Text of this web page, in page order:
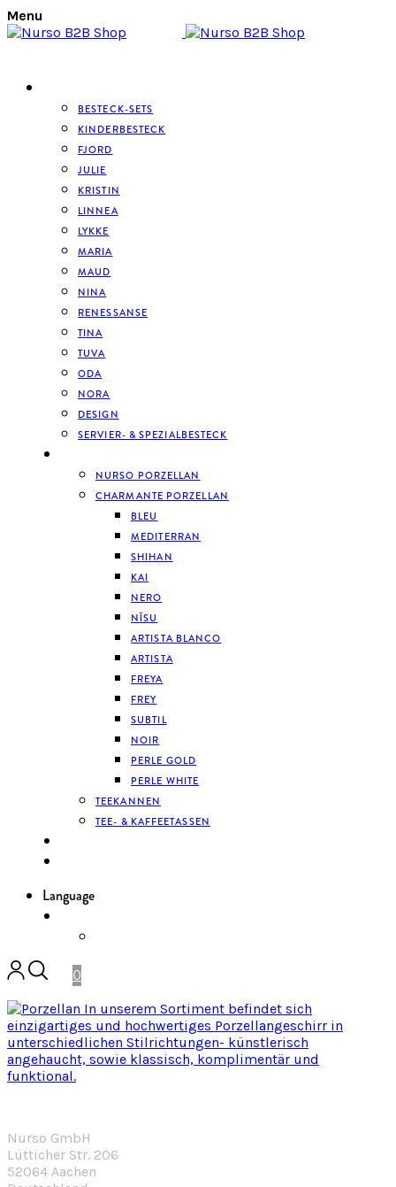
Menu
BESTECK-SETS
KINDERBESTECK
FJORD
JULIE
KRISTIN
LINNEA
LYKKE
MARIA
MAUD
NINA
RENESSANSE
TINA
TUVA
ODA
NORA
DESIGN
SERVIER- & SPEZIALBESTECK
NURSO PORZELLAN
CHARMANTE PORZELLAN
BLEU
MEDITERRAN
SHIHAN
KAI
NERO
NĪSU
ARTISTA BLANCO
ARTISTA
FREYA
FREY
SUBTIL
NOIR
PERLE GOLD
PERLE WHITE
TEEKANNEN
TEE- & KAFFEETASSEN
Language
0
Nurso GmbH
Lütticher Str. 206
52064 Aachen